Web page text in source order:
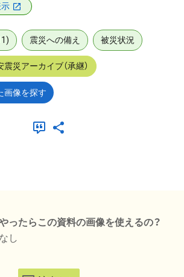
震災への備え 被災状況
震災アーカイブ（承継）
画像を探す
ったらこの資料の画像を使えるの？
し